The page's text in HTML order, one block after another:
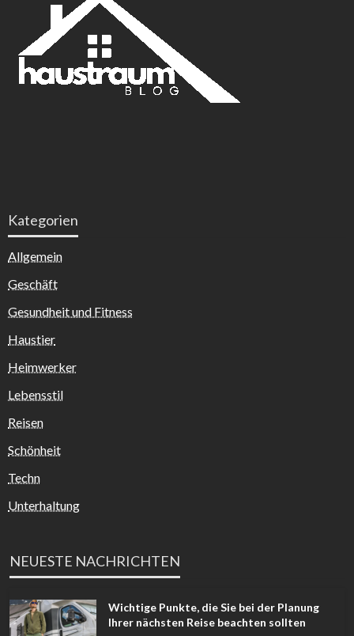
Kategorien
Allgemein
Geschäft
Gesundheit und Fitness
Haustier
Heimwerker
Lebensstil
Reisen
Schönheit
Techn
Unterhaltung
NEUESTE NACHRICHTEN
Wichtige Punkte, die Sie bei der Planung
Ihrer nächsten Reise beachten sollten